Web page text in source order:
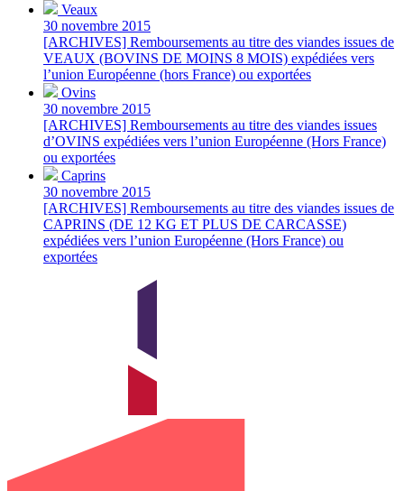
Veaux
30 novembre 2015
[ARCHIVES] Remboursements au titre des viandes issues de
VEAUX (BOVINS DE MOINS 8 MOIS) expédiées vers
l’union Européenne (hors France) ou exportées
Ovins
30 novembre 2015
[ARCHIVES] Remboursements au titre des viandes issues
d’OVINS expédiées vers l’union Européenne (Hors France)
ou exportées
Caprins
30 novembre 2015
[ARCHIVES] Remboursements au titre des viandes issues de
CAPRINS (DE 12 KG ET PLUS DE CARCASSE)
expédiées vers l’union Européenne (Hors France) ou
exportées